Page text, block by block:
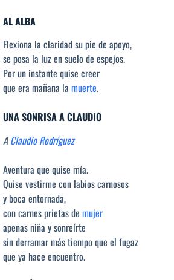
AL ALBA
Flexiona la claridad su pie de apoyo,
se posa la luz en suelo de espejos.
Por un instante quise creer
que era mañana la muerte.
UNA SONRISA A CLAUDIO
A Claudio Rodríguez
Aventura que quise mía.
Quise vestirme con labios carnosos
y boca entornada,
con carnes prietas de mujer
apenas niña y sonreírte
sin derramar más tiempo que el fugaz
que ya hace encuentro.